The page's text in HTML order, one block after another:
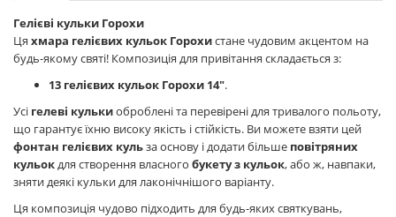
Гелієві кульки Горохи
Ця хмара гелієвих кульок Горохистане чудовим акцентом на
будь-якому святі! Композиція для привітання складається з:
13 гелієвих кульок Горохи 14".
Усі гелеві кулькиоброблені та перевірені для тривалого польоту,
що гарантує їхню високу якість і стійкість. Ви можете взяти цей
фонтан гелієвих кульза основу і додати більше повітряних
кульокдля створення власного букету з кульок, або ж, навпаки,
зняти деякі кульки для лаконічнішого варіанту.
Ця композиція чудово підходить для будь-яких святкувань,